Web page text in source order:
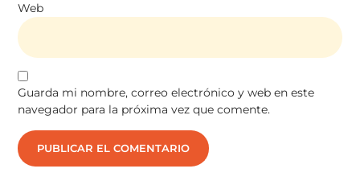
Web
Guarda mi nombre, correo electrónico y web en este
navegador para la próxima vez que comente.